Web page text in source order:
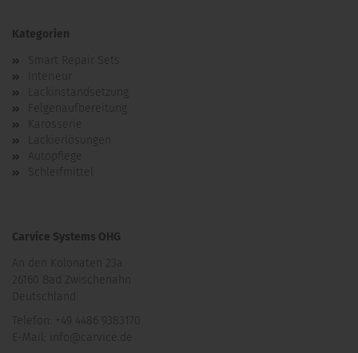
Kategorien
Smart Repair Sets
Interieur
Lackinstandsetzung
Felgenaufbereitung
Karosserie
Lackierlösungen
Autopflege
Schleifmittel
Carvice Systems OHG
An den Kolonaten 23a
26160 Bad Zwischenahn
Deutschland
Telefon: +49 4486 9383170
E-Mail: info@carvice.de